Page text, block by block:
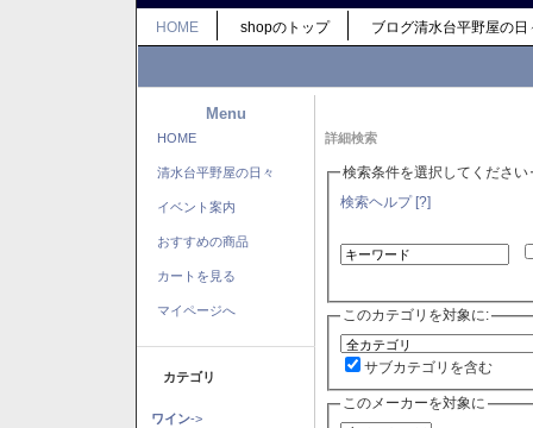
HOME shopのトップ ブログ清水台平野屋の日
Menu
HOME
清水台平野屋の日々
イベント案内
おすすめの商品
カートを見る
マイページへ
カテゴリ
ワイン->
詳細検索
検索条件を選択してください
検索ヘルプ [?]
このカテゴリを対象に:
サブカテゴリを含む
このメーカーを対象に